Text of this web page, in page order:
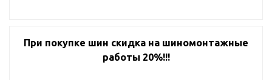
При покупке шин скидка на шиномонтажные
работы 20%!!!